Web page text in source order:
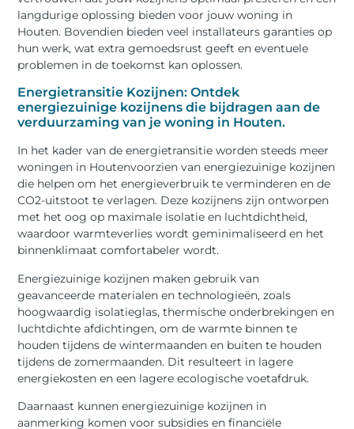
langdurige oplossing bieden voor jouw woning in
Houten. Bovendien bieden veel installateurs garanties op
hun werk, wat extra gemoedsrust geeft en eventuele
problemen in de toekomst kan oplossen.
Energietransitie Kozijnen: Ontdek
energiezuinige kozijnens die bijdragen aan de
verduurzaming van je woning in Houten.
In het kader van de energietransitie worden steeds meer
woningen in Houtenvoorzien van energiezuinige kozijnen
die helpen om het energieverbruik te verminderen en de
CO2-uitstoot te verlagen. Deze kozijnens zijn ontworpen
met het oog op maximale isolatie en luchtdichtheid,
waardoor warmteverlies wordt geminimaliseerd en het
binnenklimaat comfortabeler wordt.
Energiezuinige kozijnen maken gebruik van
geavanceerde materialen en technologieën, zoals
hoogwaardig isolatieglas, thermische onderbrekingen en
luchtdichte afdichtingen, om de warmte binnen te
houden tijdens de wintermaanden en buiten te houden
tijdens de zomermaanden. Dit resulteert in lagere
energiekosten en een lagere ecologische voetafdruk.
Daarnaast kunnen energiezuinige kozijnen in
aanmerking komen voor subsidies en financiële